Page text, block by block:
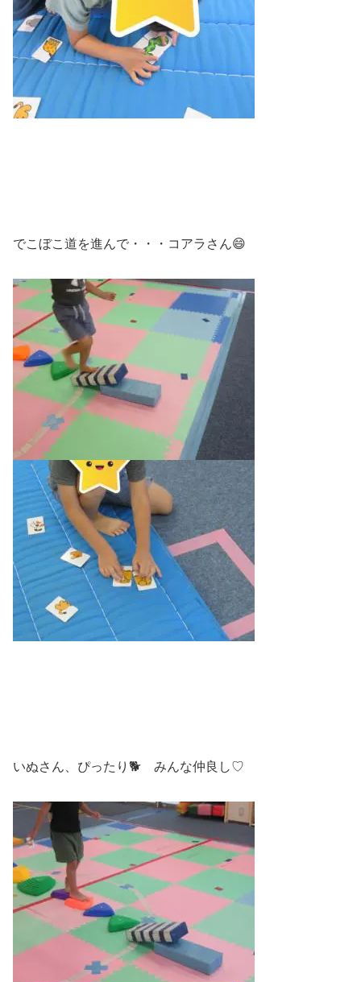
でこぼこ道を進んで・・・コアラさん😄
いぬさん、ぴったり🐕 みんな仲良し♡